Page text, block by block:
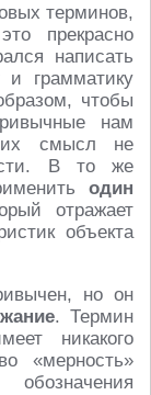
терминов,
прекрасно
написать
грамматику
чтобы
нам
смысл не
В то же
один
отражает
объекта
но он
. Термин
никакого
«мерность»